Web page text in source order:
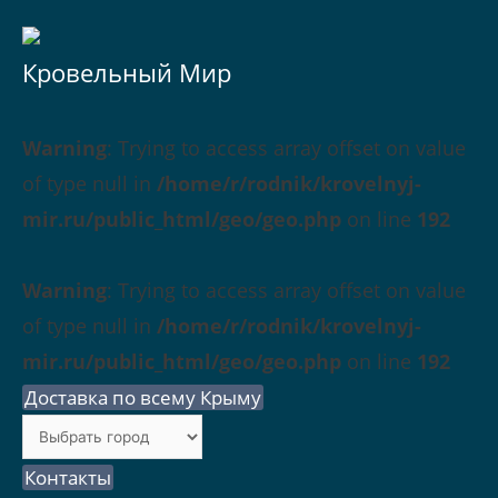
Кровельный Мир
Warning: Trying to access array offset on value
of type null in /home/r/rodnik/krovelnyj-
mir.ru/public_html/geo/geo.php on line 192
Warning: Trying to access array offset on value
of type null in /home/r/rodnik/krovelnyj-
mir.ru/public_html/geo/geo.php on line 192
Доставка по всему Крыму
Контакты